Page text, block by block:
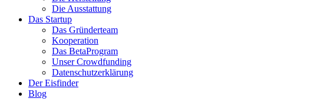
Die Ausstattung
Das Startup
Das Gründerteam
Kooperation
Das BetaProgram
Unser Crowdfunding
Datenschutzerklärung
Der Eisfinder
Blog